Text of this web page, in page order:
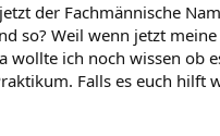
der Fachmännische
so? Weil wenn jetzt
wollte ich noch wissen ob
Falls es euch hilft